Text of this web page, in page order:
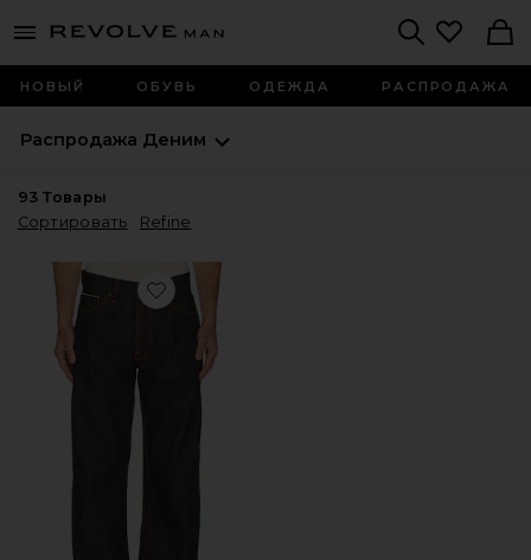
menu - shows more content
Revolve
НОВЫЙ ОБУВЬ ОДЕЖДА РАСПРОДАЖА
Распродажа Деним
93 Товары
Сортировать
Refine
Favorite ДЖИНСЫ LOUD LARRY